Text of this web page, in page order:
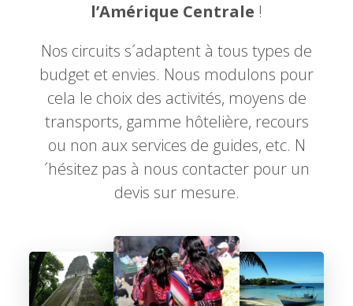
l’Amérique Centrale !
Nos circuits s´adaptent à tous types de
budget et envies. Nous modulons pour
cela le choix des activités, moyens de
transports, gamme hôtelière, recours
ou non aux services de guides, etc. N
´hésitez pas à nous contacter pour un
devis sur mesure.